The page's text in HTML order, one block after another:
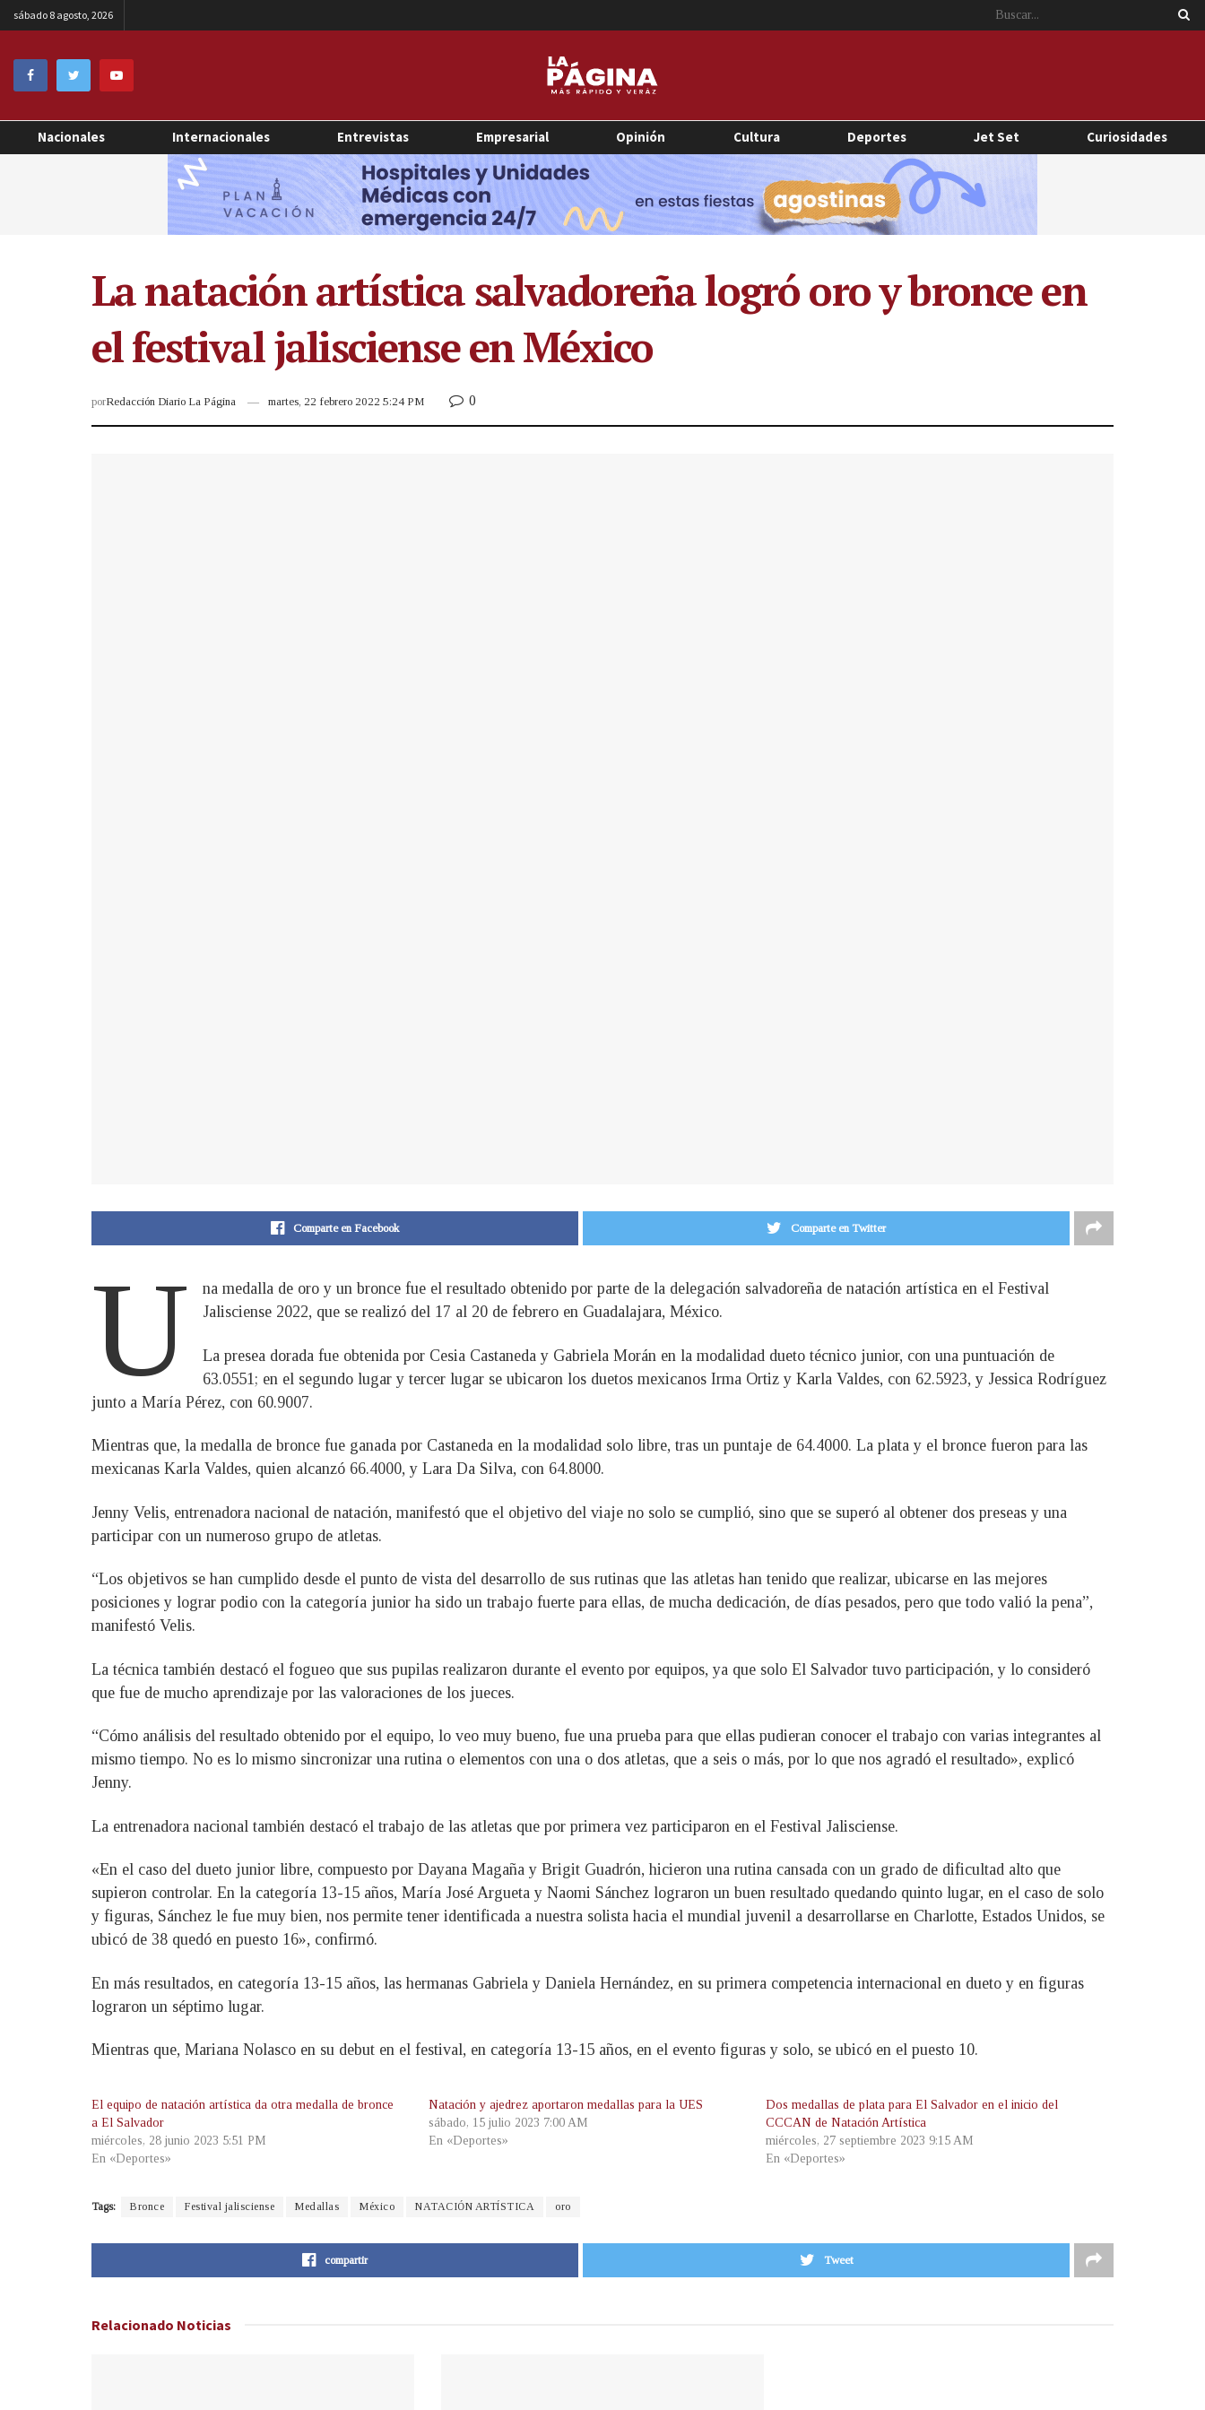
sábado 8 agosto, 2026
Nacionales Internacionales Entrevistas Empresarial Opinión Cultura Deportes Jet Set Curiosidades
La natación artística salvadoreña logró oro y bronce en
el festival jalisciense en México
porRedacción Diario La Página martes, 22 febrero 2022 5:24 PM 0
Comparte en Facebook Comparte en Twitter
U
na medalla de oro y un bronce fue el resultado obtenido por parte de la delegación salvadoreña de natación artística en el Festival
Jalisciense 2022, que se realizó del 17 al 20 de febrero en Guadalajara, México.
La presea dorada fue obtenida por Cesia Castaneda y Gabriela Morán en la modalidad dueto técnico junior, con una puntuación de
63.0551; en el segundo lugar y tercer lugar se ubicaron los duetos mexicanos Irma Ortiz y Karla Valdes, con 62.5923, y Jessica Rodríguez
junto a María Pérez, con 60.9007.
Mientras que, la medalla de bronce fue ganada por Castaneda en la modalidad solo libre, tras un puntaje de 64.4000. La plata y el bronce fueron para las
mexicanas Karla Valdes, quien alcanzó 66.4000, y Lara Da Silva, con 64.8000.
Jenny Velis, entrenadora nacional de natación, manifestó que el objetivo del viaje no solo se cumplió, sino que se superó al obtener dos preseas y una
participar con un numeroso grupo de atletas.
“Los objetivos se han cumplido desde el punto de vista del desarrollo de sus rutinas que las atletas han tenido que realizar, ubicarse en las mejores
posiciones y lograr podio con la categoría junior ha sido un trabajo fuerte para ellas, de mucha dedicación, de días pesados, pero que todo valió la pena”,
manifestó Velis.
La técnica también destacó el fogueo que sus pupilas realizaron durante el evento por equipos, ya que solo El Salvador tuvo participación, y lo consideró
que fue de mucho aprendizaje por las valoraciones de los jueces.
“Cómo análisis del resultado obtenido por el equipo, lo veo muy bueno, fue una prueba para que ellas pudieran conocer el trabajo con varias integrantes al
mismo tiempo. No es lo mismo sincronizar una rutina o elementos con una o dos atletas, que a seis o más, por lo que nos agradó el resultado», explicó
Jenny.
La entrenadora nacional también destacó el trabajo de las atletas que por primera vez participaron en el Festival Jalisciense.
«En el caso del dueto junior libre, compuesto por Dayana Magaña y Brigit Guadrón, hicieron una rutina cansada con un grado de dificultad alto que
supieron controlar. En la categoría 13-15 años, María José Argueta y Naomi Sánchez lograron un buen resultado quedando quinto lugar, en el caso de solo
y figuras, Sánchez le fue muy bien, nos permite tener identificada a nuestra solista hacia el mundial juvenil a desarrollarse en Charlotte, Estados Unidos, se
ubicó de 38 quedó en puesto 16», confirmó.
En más resultados, en categoría 13-15 años, las hermanas Gabriela y Daniela Hernández, en su primera competencia internacional en dueto y en figuras
lograron un séptimo lugar.
Mientras que, Mariana Nolasco en su debut en el festival, en categoría 13-15 años, en el evento figuras y solo, se ubicó en el puesto 10.
El equipo de natación artística da otra medalla de bronce
a El Salvador
miércoles, 28 junio 2023 5:51 PM
En «Deportes»
Natación y ajedrez aportaron medallas para la UES
sábado, 15 julio 2023 7:00 AM
En «Deportes»
Dos medallas de plata para El Salvador en el inicio del
CCCAN de Natación Artística
miércoles, 27 septiembre 2023 9:15 AM
En «Deportes»
Tags: Bronce Festival jalisciense Medallas México NATACIÓN ARTÍSTICA oro
compartir Tweet
Relacionado Noticias